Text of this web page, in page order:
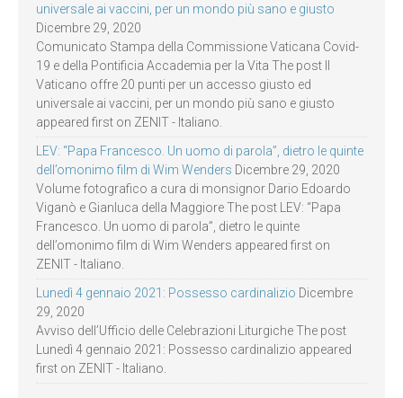
universale ai vaccini, per un mondo più sano e giusto
Dicembre 29, 2020
Comunicato Stampa della Commissione Vaticana Covid-
19 e della Pontificia Accademia per la Vita The post Il
Vaticano offre 20 punti per un accesso giusto ed
universale ai vaccini, per un mondo più sano e giusto
appeared first on ZENIT - Italiano.
LEV: “Papa Francesco. Un uomo di parola”, dietro le quinte
dell’omonimo film di Wim Wenders Dicembre 29, 2020
Volume fotografico a cura di monsignor Dario Edoardo
Viganò e Gianluca della Maggiore The post LEV: “Papa
Francesco. Un uomo di parola”, dietro le quinte
dell’omonimo film di Wim Wenders appeared first on
ZENIT - Italiano.
Lunedì 4 gennaio 2021: Possesso cardinalizio Dicembre
29, 2020
Avviso dell’Ufficio delle Celebrazioni Liturgiche The post
Lunedì 4 gennaio 2021: Possesso cardinalizio appeared
first on ZENIT - Italiano.